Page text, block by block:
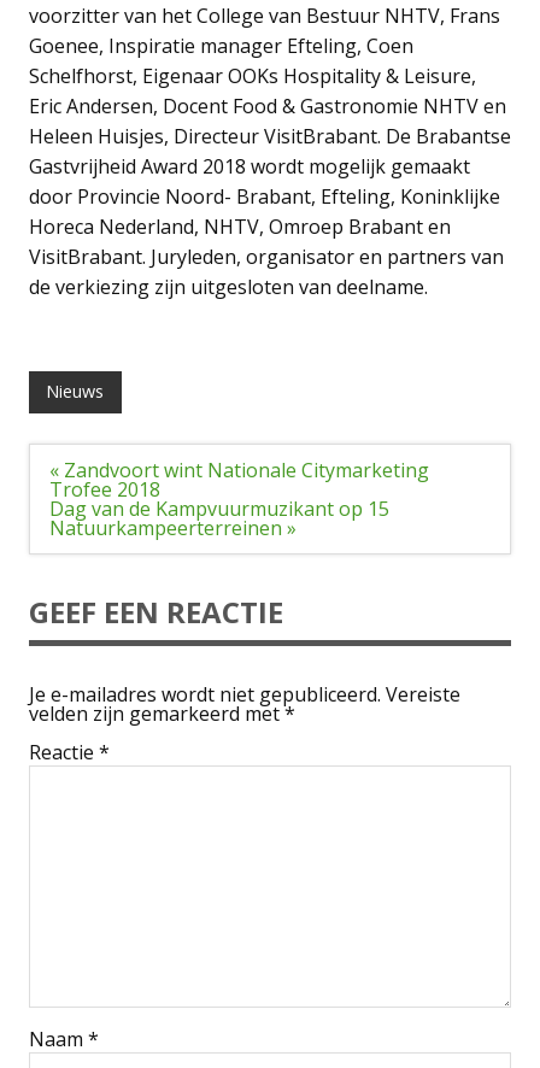
voorzitter van het College van Bestuur NHTV, Frans
Goenee, Inspiratie manager Efteling, Coen
Schelfhorst, Eigenaar OOKs Hospitality & Leisure,
Eric Andersen, Docent Food & Gastronomie NHTV en
Heleen Huisjes, Directeur VisitBrabant. De Brabantse
Gastvrijheid Award 2018 wordt mogelijk gemaakt
door Provincie Noord- Brabant, Efteling, Koninklijke
Horeca Nederland, NHTV, Omroep Brabant en
VisitBrabant. Juryleden, organisator en partners van
de verkiezing zijn uitgesloten van deelname.
Nieuws
Bericht
navigatie
« Zandvoort wint Nationale Citymarketing
Trofee 2018
Dag van de Kampvuurmuzikant op 15
Natuurkampeerterreinen »
GEEF EEN REACTIE
Je e-mailadres wordt niet gepubliceerd. Vereiste
velden zijn gemarkeerd met*
Reactie *
Naam *